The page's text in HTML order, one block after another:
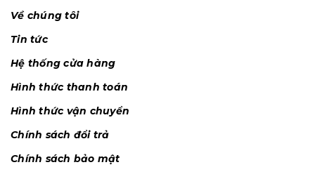
Về chúng tôi
Tin tức
Hệ thống cửa hàng
Hình thức thanh toán
Hình thức vận chuyển
Chính sách đổi trả
Chính sách bảo mật